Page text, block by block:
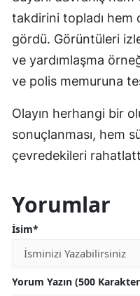
takdirini topladı hem
gördü. Görüntüleri
ve yardımlaşma
ve polis memuruna
Olayın herhangi bir
sonuçlanması, hem
çevredekileri
Yorumlar
İsim*
Yorum Yazın (500